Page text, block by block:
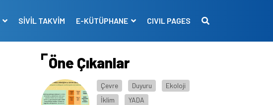
SİVİL TAKVİM E-KÜTÜPHANE CIVIL PAGES
Öne Çıkanlar
Çevre Duyuru
Ekoloji
İklim
YADA